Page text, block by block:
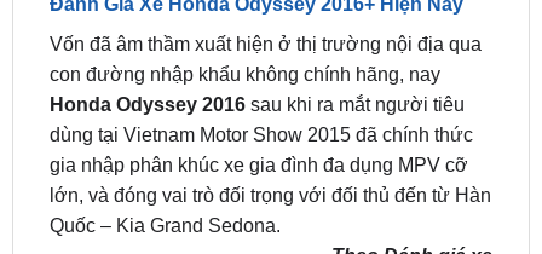
con đường nhập khẩu không chính hãng, nay
Honda Odyssey 2016sau khi ra mắt người tiêu
dùng tại Vietnam Motor Show 2015 đã chính thức
gia nhập phân khúc xe gia đình đa dụng MPV cỡ
lớn, và đóng vai trò đối trọng với đối thủ đến từ Hàn
Quốc – Kia Grand Sedona.
Theo Đánh giá xe